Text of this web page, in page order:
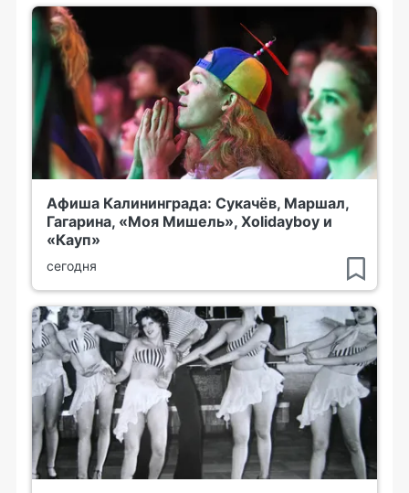
Афиша Калининграда: Сукачёв, Маршал,
Гагарина, «Моя Мишель», Xolidayboy и
«Кауп»
сегодня